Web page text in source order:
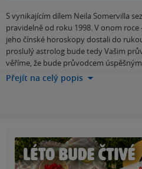
S vynikajícím dílem Neila Somervilla
pravidelně od roku 1998. V onom
jeho čínské horoskopy dostali do
proslulý astrolog bude tedy Vašim
věříme, že bude průvodcem
Přejít na celý popis